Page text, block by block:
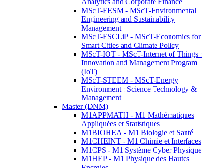
Analytics and Corporate Finance
MScT-EESM - MScT-Environmental
Engineering and Sustainability
Management
MScT-ESCLiP - MScT-Economics for
Smart Cities and Climate Policy
MScT-IOT - MScT-Internet of Things :
Innovation and Management Program
(IoT)
MScT-STEEM - MScT-Energy
Environment : Science Technology &
Management
Master (DNM)
M1APPMATH - M1 Mathématiques
Appliquées et Statistiques
M1BIOHEA - M1 Biologie et Santé
M1CHEINT - M1 Chimie et Interfaces
M1CPS - M1 Système Cyber Physique
M1HEP - M1 Physique des Hautes